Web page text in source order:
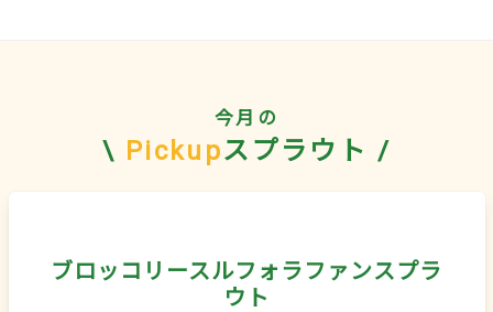
今月の
\ Pickupスプラウト /
ウト